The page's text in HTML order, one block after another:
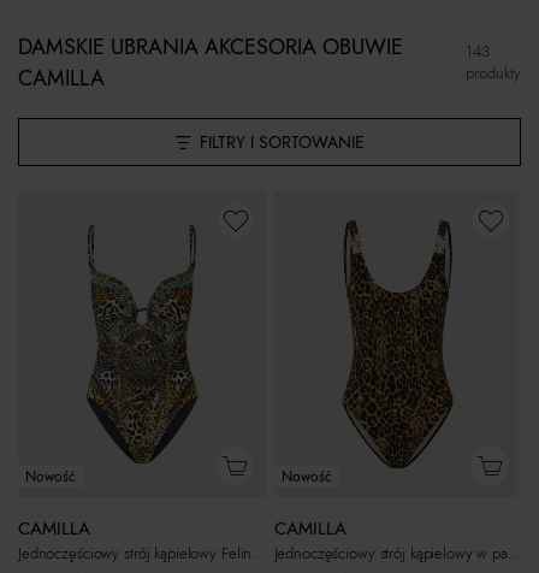
FILTRY I SORTOWANIE
143
produkty
DAMSKIE UBRANIA AKCESORIA OBUWIE
CAMILLA
Nowość
CAMILLA
Jednoczęściowy strój kąpielowy Feline Folklore
Nowość
CAMILLA
Jednoczęściowy strój kąpielowy w panterkę Feline Folklore